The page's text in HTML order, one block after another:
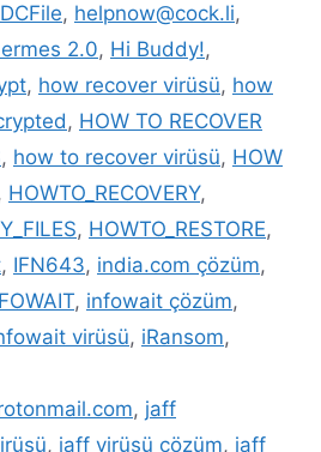
, helpnow@cock.li,
2.0, Hi Buddy!,
, how recover virüsü, how
, HOW TO RECOVER
, how to recover virüsü, HOW
HOWTO_RECOVERY,
, HOWTO_RESTORE,
, IFN643, india.com çözüm,
, infowait çözüm,
virüsü, iRansom,
, jaff
, jaff virüsü çözüm, jaff